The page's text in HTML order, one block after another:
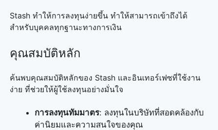
Stash ทำให้การลงทุนง่ายขึ้น ทำให้สามารถเข้าถึงได้
สำหรับบุคคลทุกฐานะทางการเงิน
คุณสมบัติหลัก
ค้นพบคุณสมบัติหลักของ Stash และอินเทอร์เฟซที่ใช้งาน
ง่าย ที่ช่วยให้ผู้ใช้ลงทุนอย่างมั่นใจ
การลงทุนทัมมาตร: ลงทุนในบริษัทที่สอดคล้องกับ
ค่านิยมและความสนใจของคุณ